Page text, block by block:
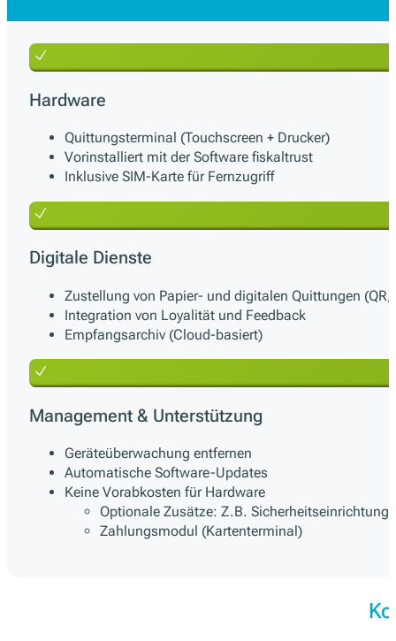
Hardware
Quittungsterminal (Touchscreen + Drucker)
Vorinstalliert mit der Software fiskaltrust
Inklusive SIM-Karte für Fernzugriff
Digitale Dienste
Zustellung von Papier- und digitalen Quittungen
Integration von Loyalität und Feedback
Empfangsarchiv (Cloud-basiert)
Management & Unterstützung
Geräteüberwachung entfernen
Automatische Software-Updates
Keine Vorabkosten für Hardware
Optionale Zusätze: Z.B. Sicherheitseinrichtung
Zahlungsmodul (Kartenterminal)